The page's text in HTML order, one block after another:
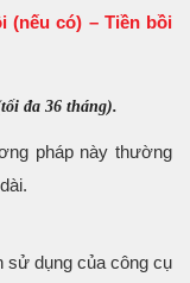
(nếu có) – Tiền bồi
đa 36 tháng).
pháp này thường
sử dụng của công cụ